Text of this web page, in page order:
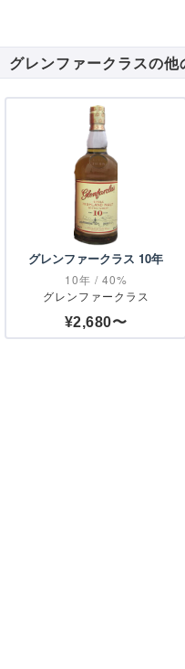
グレンファークラスの他
グレンファークラス 10年
10年 / 40%
グレンファークラス
¥2,680〜